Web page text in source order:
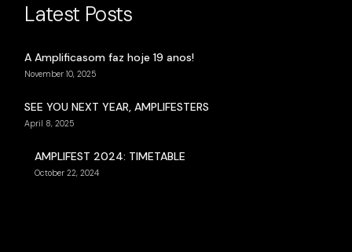
Latest Posts
A Amplificasom faz hoje 19 anos!
November 10, 2025
SEE YOU NEXT YEAR, AMPLIFESTERS
April 8, 2025
AMPLIFEST 2024: TIMETABLE
October 22, 2024